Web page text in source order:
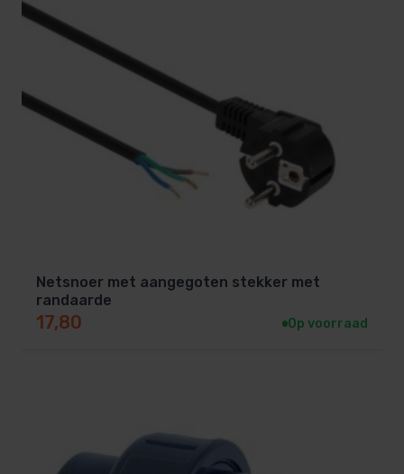
Er worden standaard geen koppelingen met de pomp
meegeleverd. Neem daarom de diameter van je
leidingwerk en bestel twee 2″ koppelingen bij voor de
aanzuig- en perskant (naar 50mm of naar 63mm;
afhankelijk van je leidingwerk). Wij raden daarnaast
aan een stekker bij te bestellen om de pomp veilig
van stroom te voorzien.
Netsnoer met aangegoten stekker met
randaarde
17,80 Op voorraad